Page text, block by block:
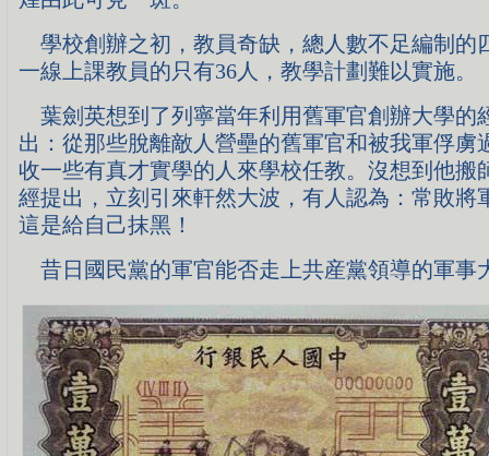
學校創辦之初，教員奇缺，總人數不足編制的
一線上課教員的只有36人，教學計劃難以實施。
葉劍英想到了列寧當年利用舊軍官創辦大學的
出：從那些脫離敵人營壘的舊軍官和被我軍俘虜
收一些有真才實學的人來學校任教。沒想到他搬
經提出，立刻引來軒然大波，有人認為：常敗將
這是給自己抹黑！
昔日國民黨的軍官能否走上共産黨領導的軍事